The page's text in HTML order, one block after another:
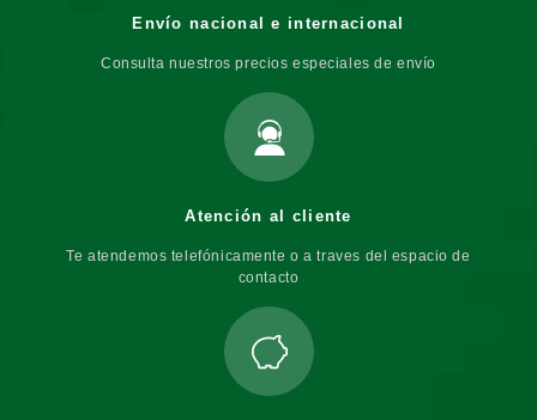
Envío nacional e internacional
Consulta nuestros precios especiales de envío
Atención al cliente
Te atendemos telefónicamente o a traves del espacio de
contacto